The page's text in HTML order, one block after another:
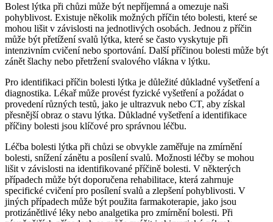
Bolest lýtka při chůzi může být nepříjemná a omezuje naši
pohyblivost. Existuje několik možných příčin této bolesti, které se
mohou lišit v závislosti na jednotlivých osobách. Jednou z příčin
může být přetížení svalů lýtka, které se často vyskytuje při
intenzivním cvičení nebo sportování. Další příčinou bolesti může být
zánět šlachy nebo přetržení svalového vlákna v lýtku.
Pro identifikaci příčin bolesti lýtka je důležité důkladné vyšetření a
diagnostika. Lékař může provést fyzické vyšetření a požádat o
provedení různých testů, jako je ultrazvuk nebo CT, aby získal
přesnější obraz o stavu lýtka. Důkladné vyšetření a identifikace
příčiny bolesti jsou klíčové pro správnou léčbu.
Léčba bolesti lýtka při chůzi se obvykle zaměřuje na zmírnění
bolesti, snížení zánětu a posílení svalů. Možnosti léčby se mohou
lišit v závislosti na identifikované příčině bolesti. V některých
případech může být doporučena rehabilitace, která zahrnuje
specifické cvičení pro posílení svalů a zlepšení pohyblivosti. V
jiných případech může být použita farmakoterapie, jako jsou
protizánětlivé léky nebo analgetika pro zmírnění bolesti. Při